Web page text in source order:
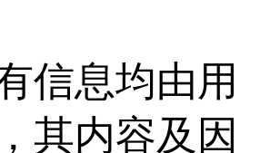
信息均由用
其内容及因